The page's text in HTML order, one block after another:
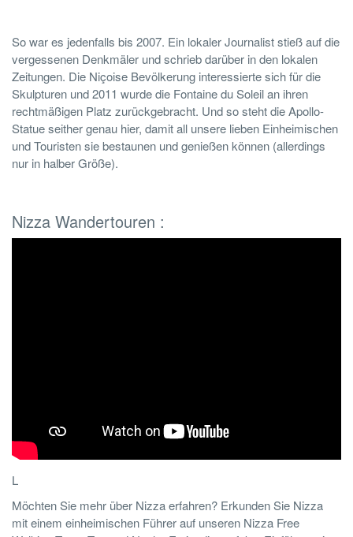
So war es jedenfalls bis 2007. Ein lokaler Journalist stieß auf die
vergessenen Denkmäler und schrieb darüber in den lokalen
Zeitungen. Die Niçoise Bevölkerung interessierte sich für die
Skulpturen und 2011 wurde die Fontaine du Soleil an ihren
rechtmäßigen Platz zurückgebracht. Und so steht die Apollo-
Statue seither genau hier, damit all unsere lieben Einheimischen
und Touristen sie bestaunen und genießen können (allerdings
nur in halber Größe).
Nizza Wandertouren :
L
Möchten Sie mehr über Nizza erfahren? Erkunden Sie Nizza
mit einem einheimischen Führer auf unseren Nizza Free